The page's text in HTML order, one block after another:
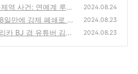
역 사건: 연예계 루머
(0)
2024.08.24
폐쇄로 논
2024.08.23
카 BJ 겸 유튜버 김강
2024.08.23